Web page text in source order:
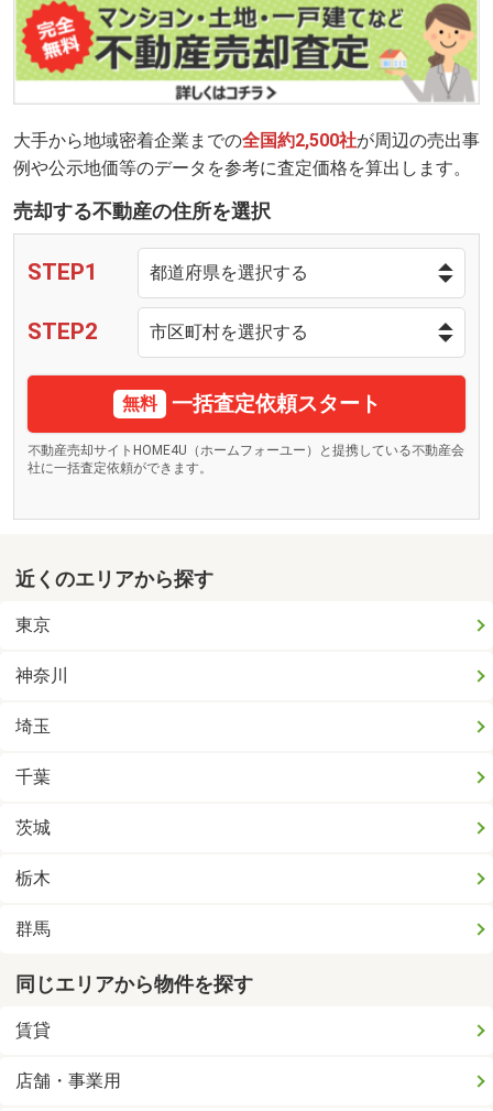
大手から地域密着企業までの全国約2,500社が周辺の売出事
例や公示地価等のデータを参考に査定価格を算出します。
売却する不動産の住所を選択
STEP1
STEP2
無料 一括査定依頼スタート
不動産売却サイトHOME4U（ホームフォーユー）と提携している不動産会
社に一括査定依頼ができます。
近くのエリアから探す
東京
神奈川
埼玉
千葉
茨城
栃木
群馬
同じエリアから物件を探す
賃貸
店舗・事業用